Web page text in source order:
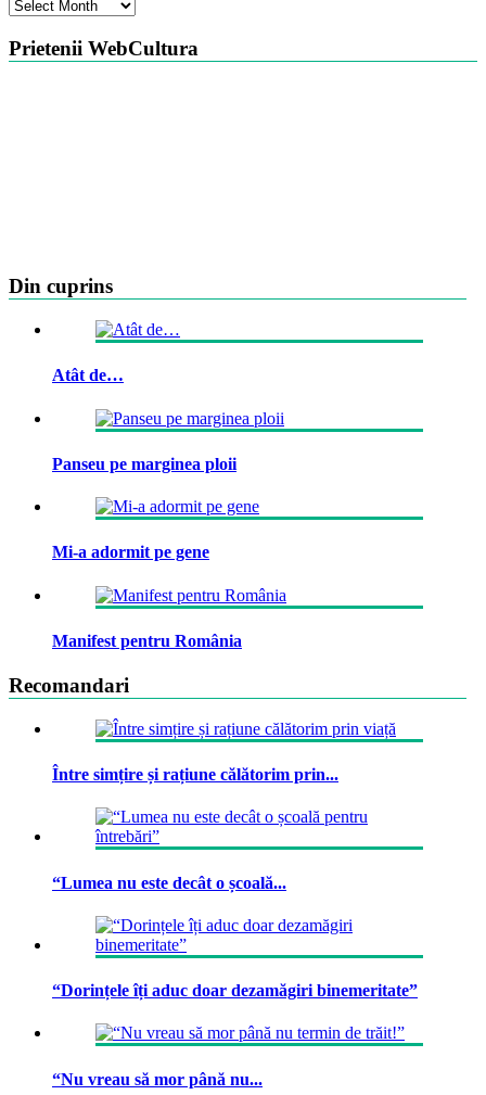
Arhiva
Prietenii WebCultura
Din cuprins
Atât de…
Panseu pe marginea ploii
Mi-a adormit pe gene
Manifest pentru România
Recomandari
Între simțire și rațiune călătorim prin...
“Lumea nu este decât o școală...
“Dorințele îți aduc doar dezamăgiri binemeritate”
“Nu vreau să mor până nu...